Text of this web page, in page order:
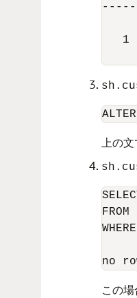
1
上の
この場